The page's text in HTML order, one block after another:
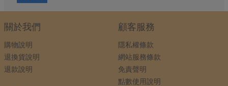
關於我們
購物說明
退換貨說明
退款說明
顧客服務
隱私權條款
網站服務條款
免責聲明
點數使用說明